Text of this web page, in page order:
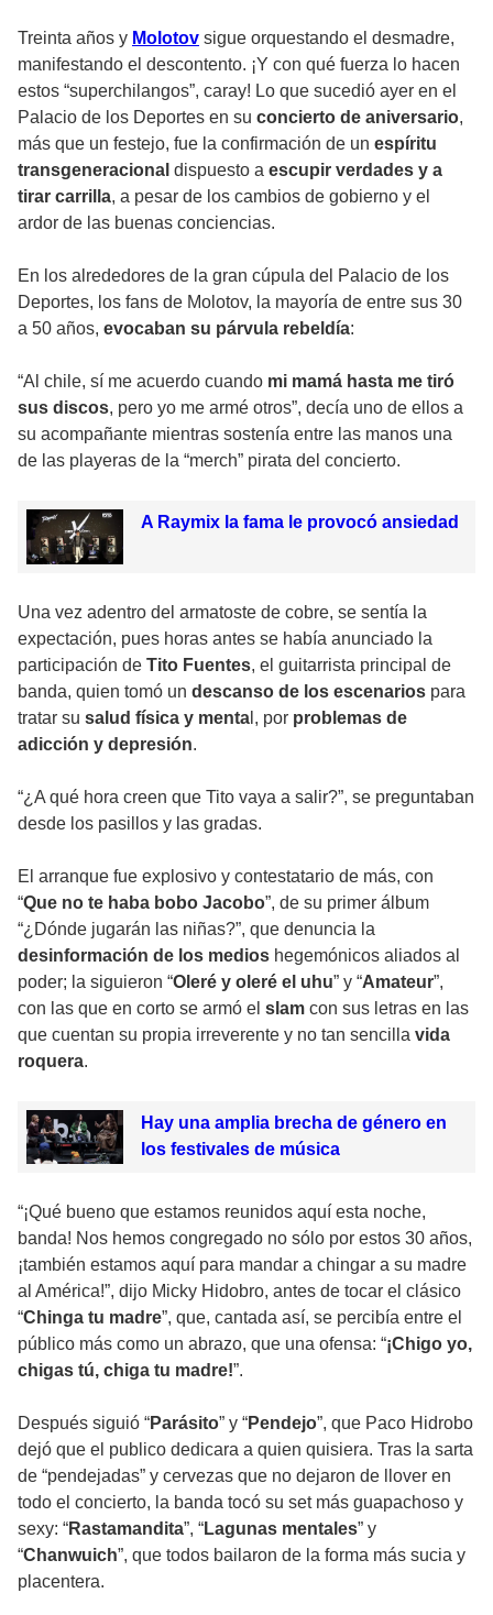
Treinta años y Molotov sigue orquestando el desmadre,
manifestando el descontento. ¡Y con qué fuerza lo hacen
estos “superchilangos”, caray! Lo que sucedió ayer en el
Palacio de los Deportes en su concierto de aniversario,
más que un festejo, fue la confirmación de un espíritu
transgeneracional dispuesto a escupir verdades y a
tirar carrilla, a pesar de los cambios de gobierno y el
ardor de las buenas conciencias.
En los alrededores de la gran cúpula del Palacio de los
Deportes, los fans de Molotov, la mayoría de entre sus 30
a 50 años, evocaban su párvula rebeldía:
“Al chile, sí me acuerdo cuando mi mamá hasta me tiró
sus discos, pero yo me armé otros”, decía uno de ellos a
su acompañante mientras sostenía entre las manos una
de las playeras de la “merch” pirata del concierto.
A Raymix la fama le provocó ansiedad
Una vez adentro del armatoste de cobre, se sentía la
expectación, pues horas antes se había anunciado la
participación de Tito Fuentes, el guitarrista principal de
banda, quien tomó un descanso de los escenarios para
tratar su salud física y menta l, por problemas de
adicción y depresión.
“¿A qué hora creen que Tito vaya a salir?”, se preguntaban
desde los pasillos y las gradas.
El arranque fue explosivo y contestatario de más, con
“Que no te haba bobo Jacobo”, de su primer álbum
“¿Dónde jugarán las niñas?”, que denuncia la
desinformación de los medios hegemónicos aliados al
poder; la siguieron “Oleré y oleré el uhu” y “Amateur”,
con las que en corto se armó el slam con sus letras en las
que cuentan su propia irreverente y no tan sencilla vida
roquera.
Hay una amplia brecha de género en
los festivales de música
“¡Qué bueno que estamos reunidos aquí esta noche,
banda! Nos hemos congregado no sólo por estos 30 años,
¡también estamos aquí para mandar a chingar a su madre
al América!”, dijo Micky Hidobro, antes de tocar el clásico
“Chinga tu madre”, que, cantada así, se percibía entre el
público más como un abrazo, que una ofensa: “¡Chigo yo,
chigas tú, chiga tu madre!”.
Después siguió “Parásito” y “Pendejo”, que Paco Hidrobo
dejó que el publico dedicara a quien quisiera. Tras la sarta
de “pendejadas” y cervezas que no dejaron de llover en
todo el concierto, la banda tocó su set más guapachoso y
sexy: “Rastamandita”, “Lagunas mentales” y
“Chanwuich”, que todos bailaron de la forma más sucia y
placentera.